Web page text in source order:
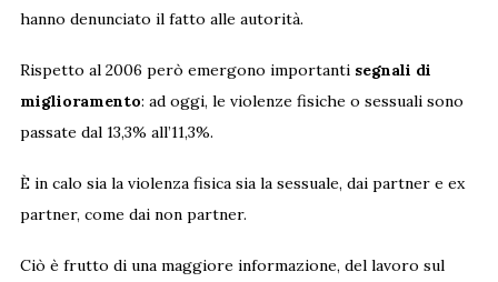
hanno denunciato il fatto alle autorità.
Rispetto al 2006 però emergono importanti segnali di
miglioramento: ad oggi, le violenze fisiche o sessuali sono
passate dal 13,3% all’11,3%.
È in calo sia la violenza fisica sia la sessuale, dai partner e ex
partner, come dai non partner.
Ciò è frutto di una maggiore informazione, del lavoro sul